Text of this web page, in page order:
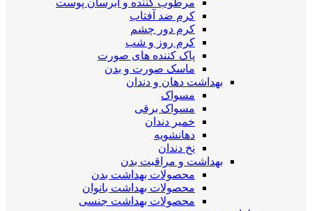
مرطوب کننده و آبرسان پوست
کرم ضد آفتاب
کرم دور چشم
کرم روز و شب
پاک کننده های صورت
ماسک صورت و بدن
بهداشت دهان و دندان
مسواک
مسواک برقی
خمیر دندان
دهانشویه
نخ دندان
بهداشت و مراقبت بدن
محصولات بهداشت بدن
محصولات بهداشت بانوان
محصولات بهداشت جنسی